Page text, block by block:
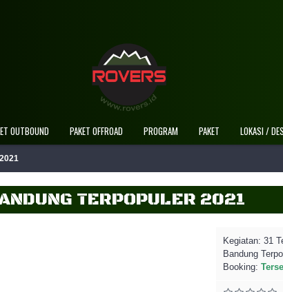
OUTBOUND PAKET OFFROAD PROGRAM PAKET LOKASI /
TERPOPULER 2021
Kegiatan: 31
Bandung
Booking: